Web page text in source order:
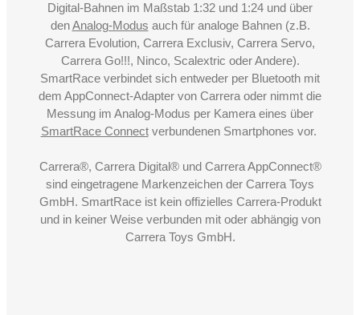
Digital-Bahnen im Maßstab 1:32 und 1:24 und über
denAnalog-Modus auch für analoge Bahnen (z.B.
Carrera Evolution, Carrera Exclusiv, Carrera Servo,
Carrera Go!!!, Ninco, Scalextric oder Andere).
SmartRace verbindet sich entweder per Bluetooth mit
dem AppConnect-Adapter von Carrera oder nimmt die
Messung im Analog-Modus per Kamera eines über
SmartRace Connectverbundenen Smartphones vor.
Carrera®, Carrera Digital® und Carrera AppConnect®
sind eingetragene Markenzeichen der Carrera Toys
GmbH. SmartRace ist kein offizielles Carrera-Produkt
und in keiner Weise verbunden mit oder abhängig von
Carrera Toys GmbH.